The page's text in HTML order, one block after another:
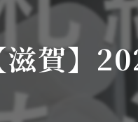
歌山
大阪
京都
奈良
和歌山
賀】